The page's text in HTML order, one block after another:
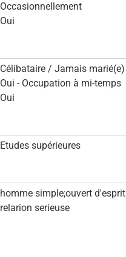
Occasionnellement
Oui
Célibataire / Jamais marié(e)
Oui - Occupation à mi-temps
Oui
Etudes supérieures
homme simple;ouvert d'esprit
relarion serieuse